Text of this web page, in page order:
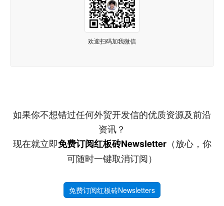
欢迎扫码加我微信
如果你不想错过任何外贸开发信的优质资源及前沿
资讯？
现在就立即免费订阅红板砖Newsletter（放心，你
可随时一键取消订阅）
免费订阅红板砖Newsletters